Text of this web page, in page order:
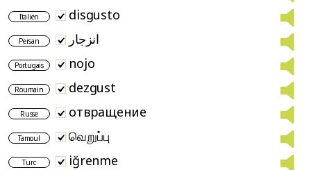
Italien disgusto
Persan انزجار
Portugais nojo
Roumain dezgust
Russe отвращение
Tamoul வெறுப்பு
Turc iğrenme